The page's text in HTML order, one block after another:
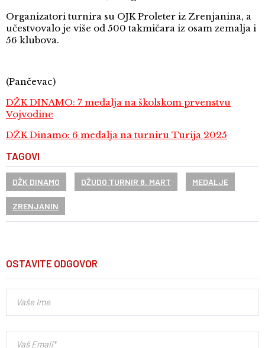
Organizatori turnira su OJK Proleter iz Zrenjanina, a
učestvovalo je više od 500 takmičara iz osam zemalja i
56 klubova.
(Pančevac)
DŽK DINAMO: 7 medalja na školskom prvenstvu
Vojvodine
DŽK Dinamo: 6 medalja na turniru Turija 2025
TAGOVI
DŽK DINAMO DŽUDO TURNIR 8. MART MEDALJE
ZRENJANIN
OSTAVITE ODGOVOR